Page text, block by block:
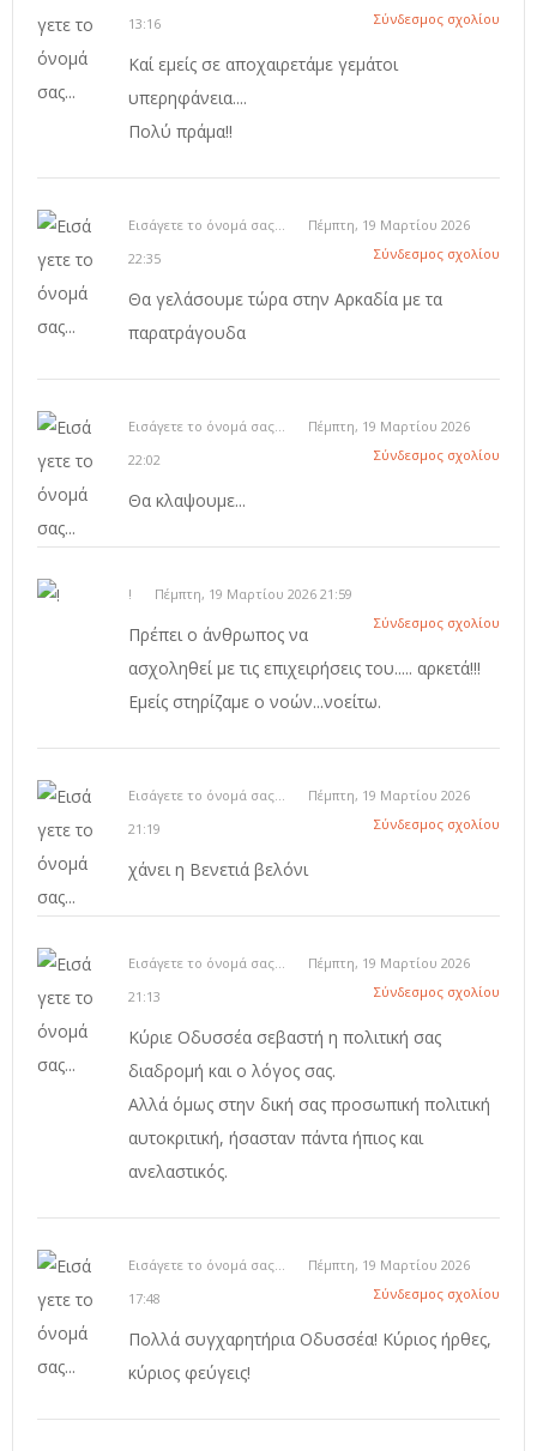
13:16
Σύνδεσμος σχολίου
Καί εμείς σε αποχαιρετάμε γεμάτοι
υπερηφάνεια....
Πολύ πράμα!!
Εισάγετε το όνομά σας...
Πέμπτη, 19 Μαρτίου 2026
22:35
Σύνδεσμος σχολίου
Θα γελάσουμε τώρα στην Αρκαδία με τα
παρατράγουδα
Εισάγετε το όνομά σας...
Πέμπτη, 19 Μαρτίου 2026
22:02
Σύνδεσμος σχολίου
Θα κλαψουμε...
!
Πέμπτη, 19 Μαρτίου 2026 21:59
Σύνδεσμος σχολίου
Πρέπει ο άνθρωπος να
ασχοληθεί με τις επιχειρήσεις του..... αρκετά!!!
Εμείς στηρίζαμε ο νοών...νοείτω.
Εισάγετε το όνομά σας...
Πέμπτη, 19 Μαρτίου 2026
21:19
Σύνδεσμος σχολίου
χάνει η Βενετιά βελόνι
Εισάγετε το όνομά σας...
Πέμπτη, 19 Μαρτίου 2026
21:13
Σύνδεσμος σχολίου
Κύριε Οδυσσέα σεβαστή η πολιτική σας
διαδρομή και ο λόγος σας.
Αλλά όμως στην δική σας προσωπική πολιτική
αυτοκριτική, ήσασταν πάντα ήπιος και
ανελαστικός.
Εισάγετε το όνομά σας...
Πέμπτη, 19 Μαρτίου 2026
17:48
Σύνδεσμος σχολίου
Πολλά συγχαρητήρια Οδυσσέα! Κύριος ήρθες,
κύριος φεύγεις!